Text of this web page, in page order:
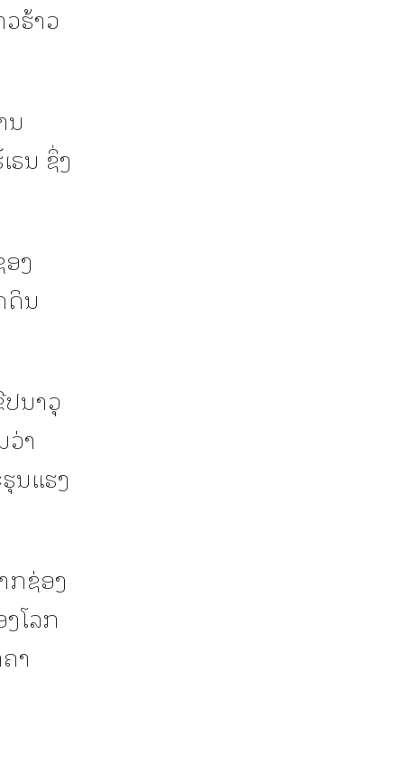
ຮ້າວ
ນ
ຣນ ຊຶ່ງ
ງ
ດິນ
ນາວຸ
າ
ນແຮງ
ກຊ່ອງ
ໂລກ
າ